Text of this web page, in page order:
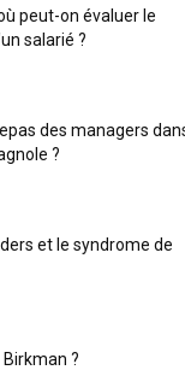
peut-on évaluer le
salarié ?
des managers
?
et le syndrome de
?